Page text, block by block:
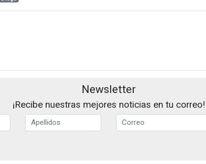
Newsletter
¡Recibe nuestras mejores noticias en tu correo!